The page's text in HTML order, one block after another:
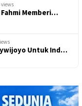
views
Memberi…
Untuk Ind…